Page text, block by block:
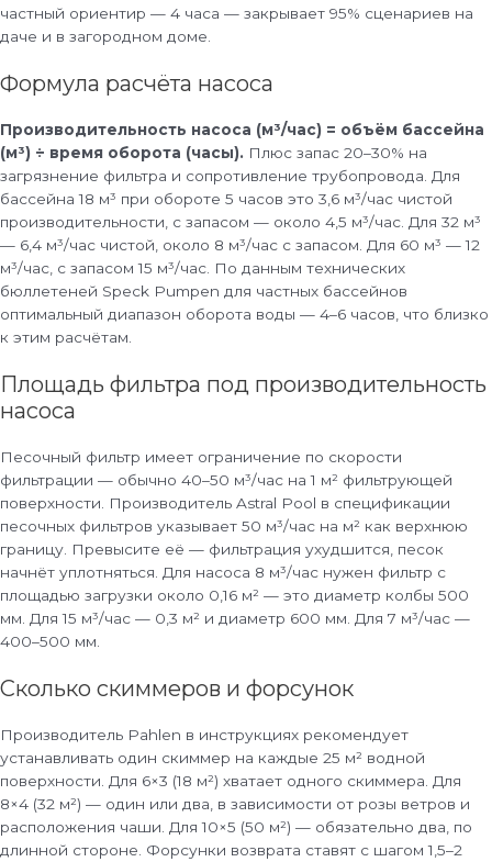
частный ориентир — 4 часа — закрывает 95% сценариев на
даче и в загородном доме.
Формула расчёта насоса
Производительность насоса (м³/час) = объём бассейна
(м³) ÷ время оборота (часы). Плюс запас 20–30% на
загрязнение фильтра и сопротивление трубопровода. Для
бассейна 18 м³ при обороте 5 часов это 3,6 м³/час чистой
производительности, с запасом — около 4,5 м³/час. Для 32 м³
— 6,4 м³/час чистой, около 8 м³/час с запасом. Для 60 м³ — 12
м³/час, с запасом 15 м³/час. По данным технических
бюллетеней Speck Pumpen для частных бассейнов
оптимальный диапазон оборота воды — 4–6 часов, что близко
к этим расчётам.
Площадь фильтра под производительность
насоса
Песочный фильтр имеет ограничение по скорости
фильтрации — обычно 40–50 м³/час на 1 м² фильтрующей
поверхности. Производитель Astral Pool в спецификации
песочных фильтров указывает 50 м³/час на м² как верхнюю
границу. Превысите её — фильтрация ухудшится, песок
начнёт уплотняться. Для насоса 8 м³/час нужен фильтр с
площадью загрузки около 0,16 м² — это диаметр колбы 500
мм. Для 15 м³/час — 0,3 м² и диаметр 600 мм. Для 7 м³/час —
400–500 мм.
Сколько скиммеров и форсунок
Производитель Pahlen в инструкциях рекомендует
устанавливать один скиммер на каждые 25 м² водной
поверхности. Для 6×3 (18 м²) хватает одного скиммера. Для
8×4 (32 м²) — один или два, в зависимости от розы ветров и
расположения чаши. Для 10×5 (50 м²) — обязательно два, по
длинной стороне. Форсунки возврата ставят с шагом 1,5–2